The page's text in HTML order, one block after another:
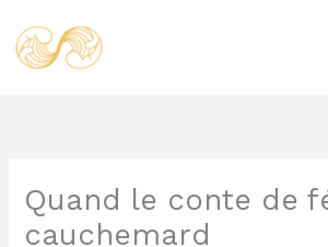
au
contenu
Quand le conte de
cauchemard